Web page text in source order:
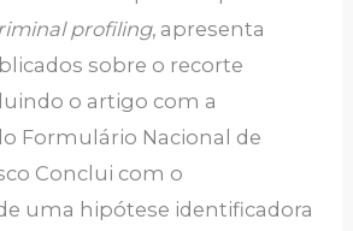
profiling, apresenta
sobre o recorte
o artigo com a
Formulário Nacional de
Conclui com o
uma hipótese identificadora